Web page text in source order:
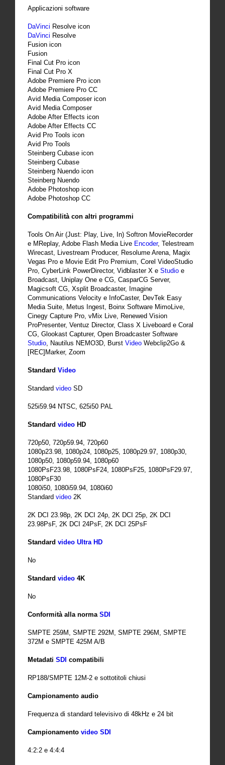
Applicazioni software
DaVinci Resolve icon
DaVinci Resolve
Fusion icon
Fusion
Final Cut Pro icon
Final Cut Pro X
Adobe Premiere Pro icon
Adobe Premiere Pro CC
Avid Media Composer icon
Avid Media Composer
Adobe After Effects icon
Adobe After Effects CC
Avid Pro Tools icon
Avid Pro Tools
Steinberg Cubase icon
Steinberg Cubase
Steinberg Nuendo icon
Steinberg Nuendo
Adobe Photoshop icon
Adobe Photoshop CC
Compatibilità con altri programmi
Tools On Air (Just: Play, Live, In) Softron MovieRecorder
e MReplay, Adobe Flash Media Live Encoder, Telestream
Wirecast, Livestream Producer, Resolume Arena, Magix
Vegas Pro e Movie Edit Pro Premium, Corel VideoStudio
Pro, CyberLink PowerDirector, Vidblaster X e Studio e
Broadcast, Uniplay One e CG, CasparCG Server,
Magicsoft CG, Xsplit Broadcaster, Imagine
Communications Velocity e InfoCaster, DevTek Easy
Media Suite, Metus Ingest, Boinx Software MimoLive,
Cinegy Capture Pro, vMix Live, Renewed Vision
ProPresenter, Ventuz Director, Class X Liveboard e Coral
CG, Glookast Capturer, Open Broadcaster Software
Studio , Nautilus NEMO3D, Burst Video Webclip2Go &
[REC]Marker, Zoom
Standard Video
Standard video SD
525i59.94 NTSC, 625i50 PAL
Standard video HD
720p50, 720p59.94, 720p60
1080p23.98, 1080p24, 1080p25, 1080p29.97, 1080p30,
1080p50, 1080p59.94, 1080p60
1080PsF23.98, 1080PsF24, 1080PsF25, 1080PsF29.97,
1080PsF30
1080i50, 1080i59.94, 1080i60
Standard video 2K
2K DCI 23.98p, 2K DCI 24p, 2K DCI 25p, 2K DCI
23.98PsF, 2K DCI 24PsF, 2K DCI 25PsF
Standard video Ultra HD
No
Standard video 4K
No
Conformità alla norma SDI
SMPTE 259M, SMPTE 292M, SMPTE 296M, SMPTE
372M e SMPTE 425M A/B
Metadati SDI compatibili
RP188/SMPTE 12M-2 e sottotitoli chiusi
Campionamento audio
Frequenza di standard televisivo di 48kHz e 24 bit
Campionamento video SDI
4:2:2 e 4:4:4